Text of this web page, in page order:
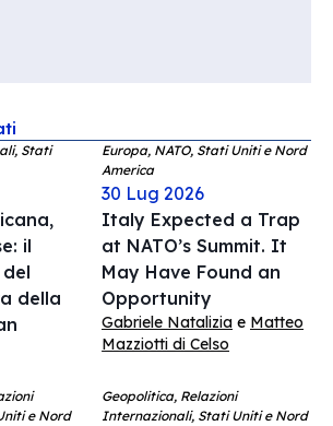
Stati
il
della
Europa, NATO, Stati Uniti e Nord
America
30 Lug 2026
Italy Expected a Trap
at NATO’s Summit. It
May Have Found an
Opportunity
Gabriele Natalizia e Matteo
Mazziotti di Celso
e Nord
Geopolitica, Relazioni
Internazionali, Stati Uniti e Nord